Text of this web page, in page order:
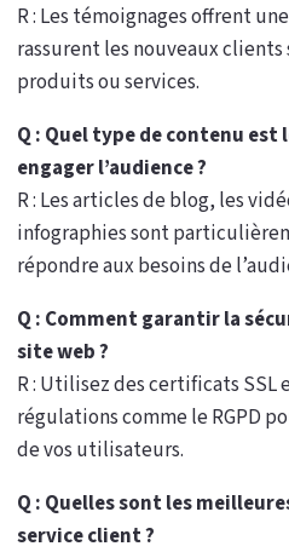
R : Les témoignages offrent
rassurent les nouveaux
produits ou services.
Q : Quel type de contenu est
engager l’audience ?
R : Les articles de blog, les
infographies sont
répondre aux besoins de
Q : Comment garantir la
site web ?
R : Utilisez des certificats SSL
régulations comme le RGPD
de vos utilisateurs.
Q : Quelles sont les
service client ?